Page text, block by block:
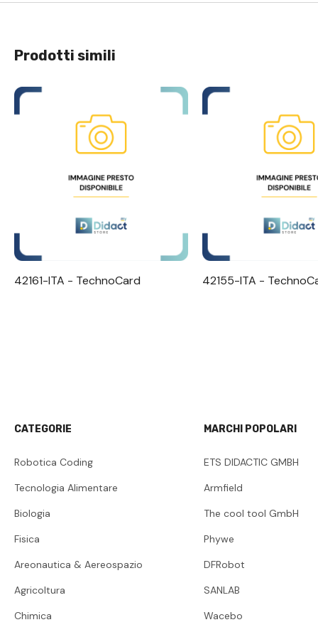
Prodotti simili
42161-ITA - TechnoCard 42155-ITA -
CATEGORIE
Robotica Coding
Tecnologia Alimentare
Biologia
Fisica
Areonautica & Aereospazio
Agricoltura
Chimica
MARCHI POPOLARI
ETS DIDACTIC GMBH
Armfield
The cool tool GmbH
Phywe
DFRobot
SANLAB
Wacebo